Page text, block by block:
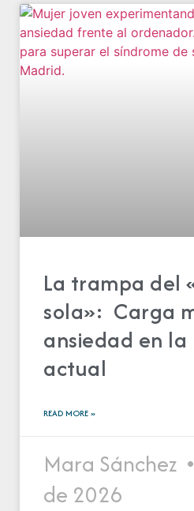
La trampa del
sola»: Carga
ansiedad en la
actual
READ MORE »
Mara Sánchez
de 2026